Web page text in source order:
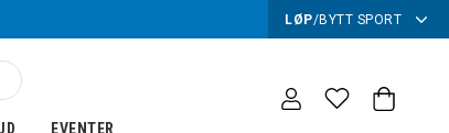
LØP/BYTT SPORT
EVENTER